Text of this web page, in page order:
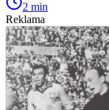
2 min
Reklama